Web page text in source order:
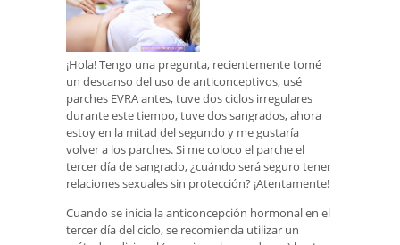
¡Hola! Tengo una pregunta, recientemente tomé
un descanso del uso de anticonceptivos, usé
parches EVRA antes, tuve dos ciclos irregulares
durante este tiempo, tuve dos sangrados, ahora
estoy en la mitad del segundo y me gustaría
volver a los parches. Si me coloco el parche el
tercer día de sangrado, ¿cuándo será seguro tener
relaciones sexuales sin protección? ¡Atentamente!
Cuando se inicia la anticoncepción hormonal en el
tercer día del ciclo, se recomienda utilizar un